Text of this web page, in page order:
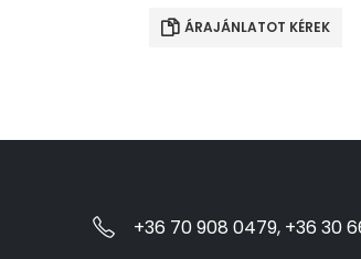
ÁRAJÁNLATOT KÉREK
+36 70 908 0479, +36 30